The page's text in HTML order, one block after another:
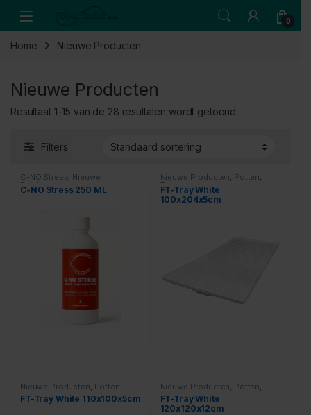
Open 0
Home Nieuwe Producten
Nieuwe Producten
Resultaat 1–15 van de 28 resultaten wordt getoond
Filters
C-NO Stress, Nieuwe
Producten
C-NO Stress 250 ML
Nieuwe Producten, Potten,
Trays
FT-Tray White
100x204x5cm
Nieuwe Producten Potten
Trays
FT-Tray White 110x100x5cm
Nieuwe Producten Potten
Trays
FT-Tray White
120x120x12cm